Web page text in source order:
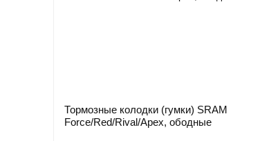
Тормозные колодки (гумки) SRAM
Force/Red/Rival/Apex, ободные